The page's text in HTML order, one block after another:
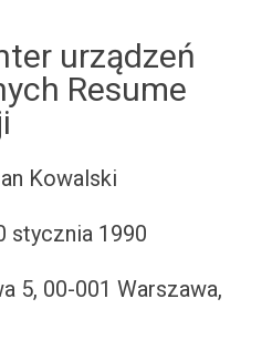
urządzeń
Resume
Kowalski
stycznia 1990
5, 00-001 Warszawa,